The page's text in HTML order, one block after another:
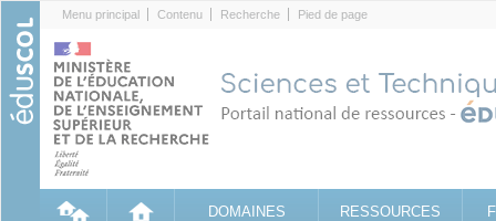
Menu principal Contenu Recherche Pied de page
DOMAINES RESSOURCES